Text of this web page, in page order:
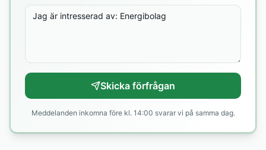
Skicka förfrågan
Meddelanden inkomna före kl. 14:00 svarar vi på samma dag.